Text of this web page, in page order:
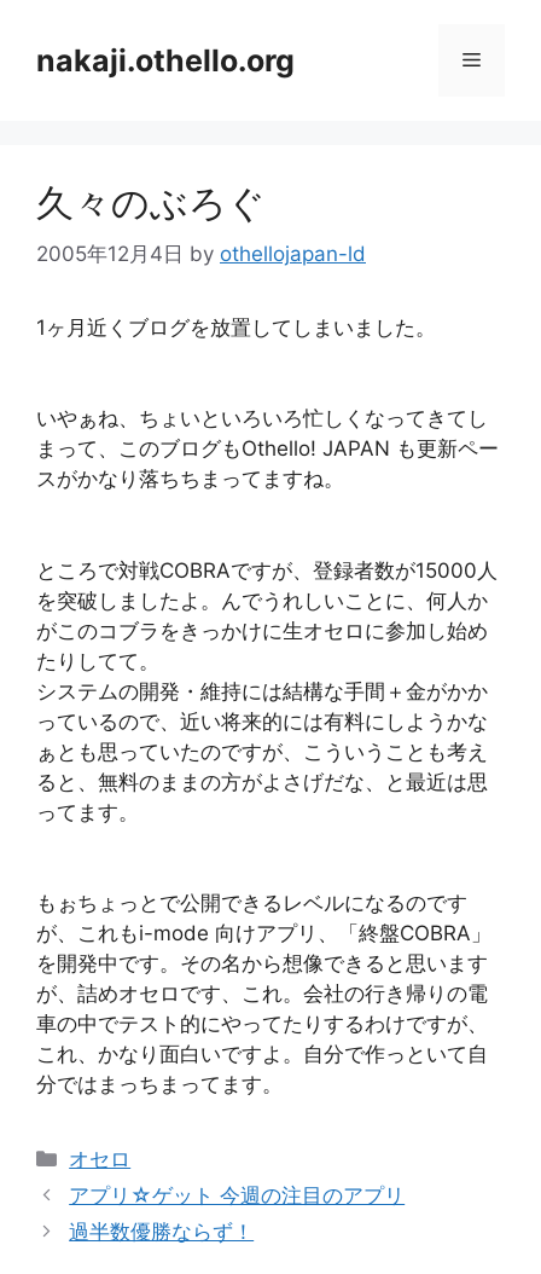
nakaji.othello.org メ
久々のぶろぐ
2005年12月4日 by othellojapan-ld
1ヶ月近くブログを放置してしまいました。
いやぁね、ちょいといろいろ忙しくなってきてし
まって、このブログもOthello! JAPAN も更新ペー
スがかなり落ちちまってますね。
ところで対戦COBRAですが、登録者数が15000人
を突破しましたよ。んでうれしいことに、何人か
がこのコブラをきっかけに生オセロに参加し始め
たりしてて。
システムの開発・維持には結構な手間＋金がかか
っているので、近い将来的には有料にしようかな
ぁとも思っていたのですが、こういうことも考え
ると、無料のままの方がよさげだな、と最近は思
ってます。
もぉちょっとで公開できるレベルになるのです
が、これもi-mode 向けアプリ、「終盤COBRA」
を開発中です。その名から想像できると思います
が、詰めオセロです、これ。会社の行き帰りの電
車の中でテスト的にやってたりするわけですが、
これ、かなり面白いですよ。自分で作っといて自
分ではまっちまってます。
カ
テ
リ
オセロ
アプリ☆ゲット 今週の注目のアプリ
過半数優勝ならず！